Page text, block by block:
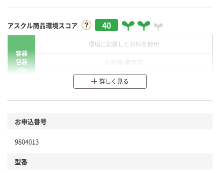
アスクル商品環境スコア 40
容器
包装
環境に配慮した材料を使用
分別・リサイクルしやすい設計
本体
詳しく見る
お申込番号
9804013
型番